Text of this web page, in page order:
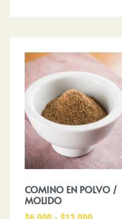
COMINO EN POLVO /
MOLIDO